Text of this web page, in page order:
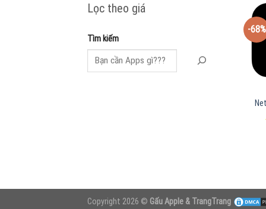
Lọc theo giá
Tìm kiếm
-68%
Copyright 2026 © Gấu Apple & TrangTrang